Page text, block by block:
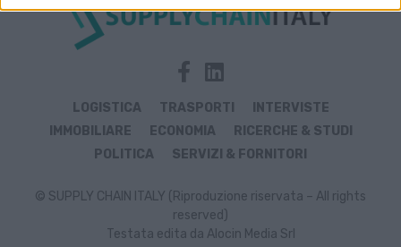
LOGISTICA TRASPORTI
INTERVISTE
IMMOBILIARE
ECONOMIA
RICERCHE & STUDI
POLITICA
SERVIZI & FORNITORI
© SUPPLY CHAIN ITALY (Riproduzione riservata – All rights
reserved)
Testata edita da Alocin Media Srl